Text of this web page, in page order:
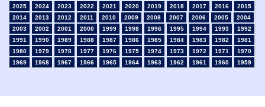
2025 2024 2023 2022 2021 2020 2019 2018 2017 2016
2015
2014
2013 2012 2011 2010 2009 2008 2007 2006 2005
2004
2003
2002 2001 2000 1999 1998 1996 1995 1994 1993
1992
1991
1990 1989 1988 1987 1986 1985 1984 1983 1982
1981
1980
1979 1978 1977 1976 1975 1974 1973 1972 1971
1970
1969
1968 1967 1966 1965 1964 1963 1962 1961 1960
1959
1931
1930 1929 1926 1925 1924 1915 1914 1913 1911
1910